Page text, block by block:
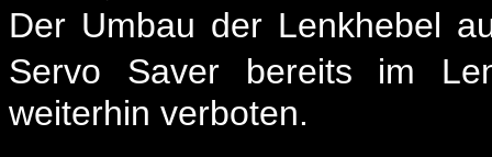
Der Umbau der Lenkhebel
Servo Saver bereits im
weiterhin verboten.